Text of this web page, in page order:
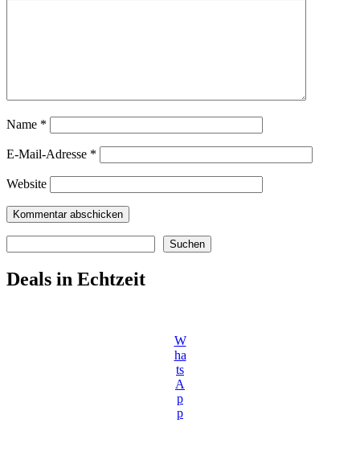
Name *
E-Mail-Adresse *
Website
Suchen
Deals in Echtzeit
W
ha
ts
A
p
p